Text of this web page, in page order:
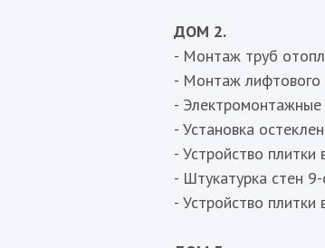
ДОМ 2.
- Монтаж труб
- Монтаж лифтового
-
- Установка
- Устройство
- Штукатурка стен
- Устройство